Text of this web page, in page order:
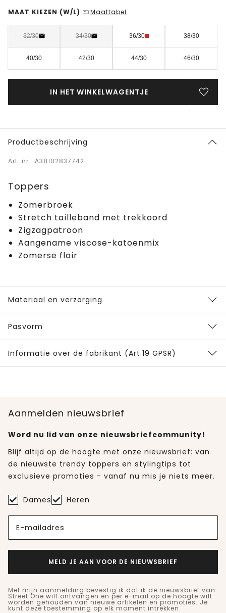
MAAT KIEZEN (W/L) | Maattabel
32/30 34/30 36/30 38/30
40/30 42/30 44/30 46/30
IN HET WINKELWAGENTJE
Productbeschrijving
Art. nr.: A38102837742
Toppers
Zomerbroek
Stretch tailleband met trekkoord
Zigzagpatroon
Aangename viscose-katoenmix
Zomerse flair
Materiaal en verzorging
Pasvorm
Informatie over de fabrikant (Art.19 GPSR)
Aanmelden nieuwsbrief
Word nu lid van onze nieuwsbriefcommunity!
Blijf altijd op de hoogte met onze nieuwsbrief: van
de nieuwste trendy toppers en stylingtips tot
exclusieve promoties - vanaf nu mis je niets meer.
Dames Heren
E-mailadres
MELD JE AAN VOOR DE NIEUWSBRIEF
Met mijn aanmelding bevestig ik dat ik de nieuwsbrief van
Street One wilt ontvangen en per e-mail op de hoogte wilt
worden gehouden van nieuwe artikelen en promoties. Je
kunt deze toestemming op elk moment intrekken.